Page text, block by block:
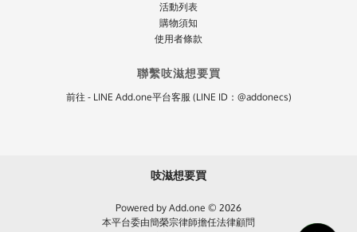
活動列表
購物須知
使用者條款
聯繫吱滋想要買
前往 - LINE Add.one平台客服 (LINE ID：@addonecs)
吱滋想要買
Powered by Add.one © 2026
本平台委由簡榮宗律師擔任法律顧問